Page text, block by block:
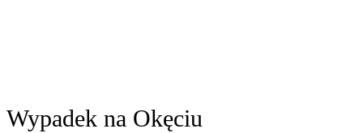
Wypadek na Okęciu